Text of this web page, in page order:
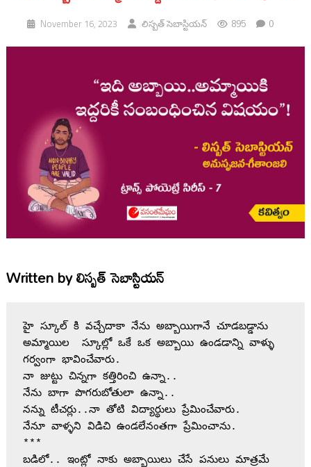
November 16, 2023 లిస్బత్ సెబాస్టియన్ 895 0
Written byలిస్బత్ సెబాస్టియన్
హై స్కూల్ కి వచ్చేదాకా నేను అబ్బాయిగానే చూడబడ్డాను
అమ్మాయిల  స్కూల్లో ఒకే ఒక అబ్బాయి ఉండడాన్ని వాళ్ళు
గర్వంగా భావించేవారు.
నా జుట్టు చిన్నగా కత్తిరించి ఉన్నా..
నేను బాగా పొగరుబోతులా ఉన్నా..
నన్ను టీచర్లు..నా తోటి విద్యార్థులు ప్రేమించేవారు.
నేనూ వాళ్ళని విడిచి ఉండలేనంతగా ప్రేమించాను.
***
బడిలో.. ఇంట్లో నాకు అబ్బాయిలు చేసే పనులు మాత్రమే